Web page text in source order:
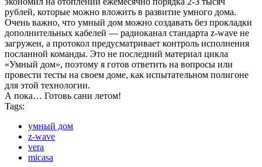
рублей, которые можно вложить в развитие умного дома.
Очень важно, что умный дом можно создавать без прокладки
дополнительных кабелей — радиоканал стандарта z-wave не
загружен, а протокол предусматривает контроль исполнения
посланной команды. Это не последний материал цикла
«Умный дом», поэтому я готов ответить на вопросы или
провести тесты на своем доме, как испытательном полигоне
для этой технологии.
А пока… Готовь сани летом!
Tags:
умный дом
z-wave
vera
micasa